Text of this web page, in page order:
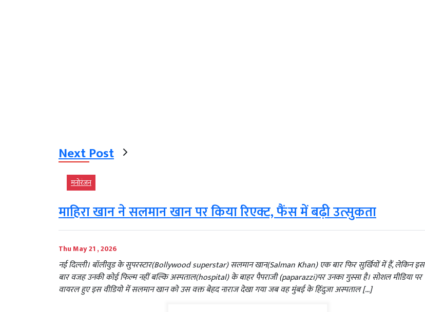
Next Post
मनोरंजन
माहिरा खान ने सलमान खान पर किया रिएक्ट, फैंस में बढ़ी उत्सुकता
Thu May 21 , 2026
नई दिल्ली। बॉलीवुड के सुपरस्टार(Bollywood superstar) सलमान खान(Salman Khan) एक बार फिर सुर्खियों में हैं, लेकिन इस
बार वजह उनकी कोई फिल्म नहीं बल्कि अस्पताल(hospital) के बाहर पैपराजी (paparazzi)पर उनका गुस्सा है। सोशल मीडिया पर
वायरल हुए इस वीडियो में सलमान खान को उस वक्त बेहद नाराज देखा गया जब वह मुंबई के हिंदुजा अस्पताल […]